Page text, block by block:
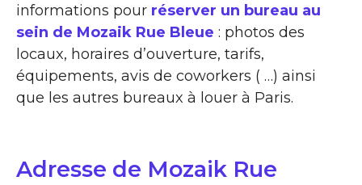
informations pour réserver un bureau au
sein de Mozaik Rue Bleue : photos des
locaux, horaires d’ouverture, tarifs,
équipements, avis de coworkers ( …) ainsi
que les autres bureaux à louer à Paris.
Adresse de Mozaik Rue